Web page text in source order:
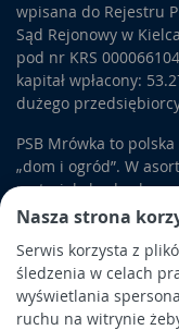
Nasza strona
Serwis korzysta z
śledzenia w celach
wyświetlania
ruchu na witrynie
wpisana do Rejestru
Sąd Rejonowy w
pod nr KRS
kapitał wpłacony:
dużego
PSB Mrówka to
„dom i ogród”. W
materiały
wyposażenie
artykuły związane z
Obowiązek
Polityka prywatności